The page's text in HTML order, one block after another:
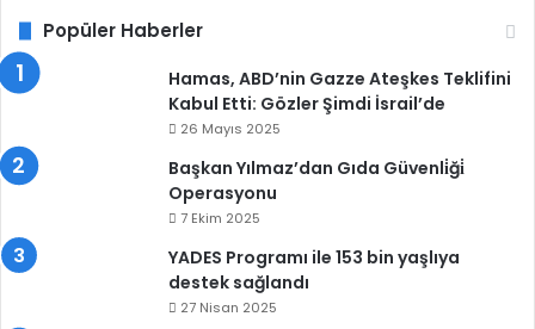
Popüler Haberler
Hamas, ABD’nin Gazze Ateşkes Teklifini
Kabul Etti: Gözler Şimdi İsrail’de
26 Mayıs 2025
Başkan Yılmaz’dan Gıda Güvenli̇ği̇
Operasyonu
7 Ekim 2025
YADES Programı ile 153 bin yaşlıya
destek sağlandı
27 Nisan 2025